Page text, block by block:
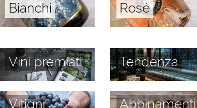
Bianchi Rosé
Vini premiati Tendenza
Vitigni Abbinamenti